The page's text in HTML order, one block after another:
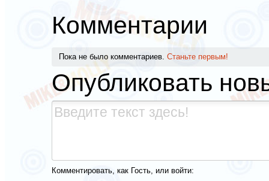
Комментарии
Пока не было комментариев. Станьте первым!
Опубликовать
Комментировать, как Гость, или войти: